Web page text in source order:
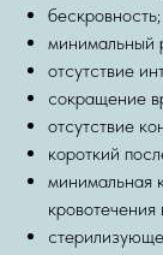
бескровность;
минимальный
отсутствие
сокращение
отсутствие
короткий
минимальная